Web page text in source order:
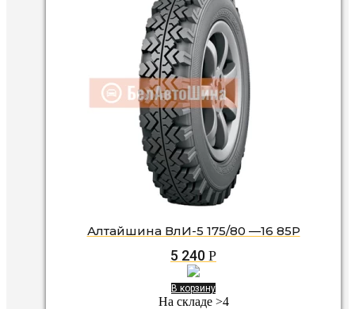
Алтайшина ВлИ-5 175/80 —16 85P
5 240 Р
В корзину
На складе >4